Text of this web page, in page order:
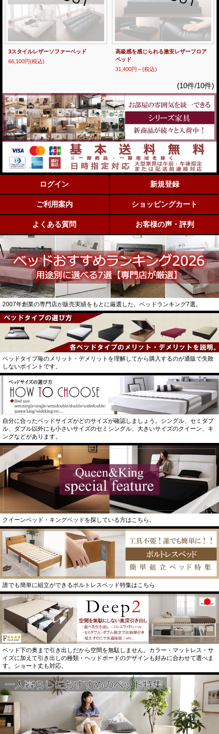
3スタイルレザーソファーベッド
66,100円(税込)
高級感を感じられる激安レザーフロア
ベッド
31,400円～(税込)
(10件/10件)
ログイン 新規登録
ご利用案内 ショッピングカート
よくある質問 お客様の声・評判
2007年創業の専門店が販売実績をもとに厳選した、ベッドランキング7選。
ベッドタイプ毎のメリット・デメリットを理解してから購入するのが通販で失敗
しないポイントです。
自分に合ったベッドサイズがどのサイズが確認しましょう。シングル、セミダブ
ル、ダブル以外にも小さいサイズのセミシングル、大きいサイズのクイーン、キ
ングなどがあります。
クイーンベッド・キングベッドを探している方はこちら。
誰でも簡単に組立ができるボルトレスベッド特集はこちら
ベッド下の奥まで引き出しだから空間を無駄しません。カラー・マットレス・サ
イズに加えて引き出しの種類・ヘッドボードのデザインも好みに合わせて選べま
す。ショート丈も対応。